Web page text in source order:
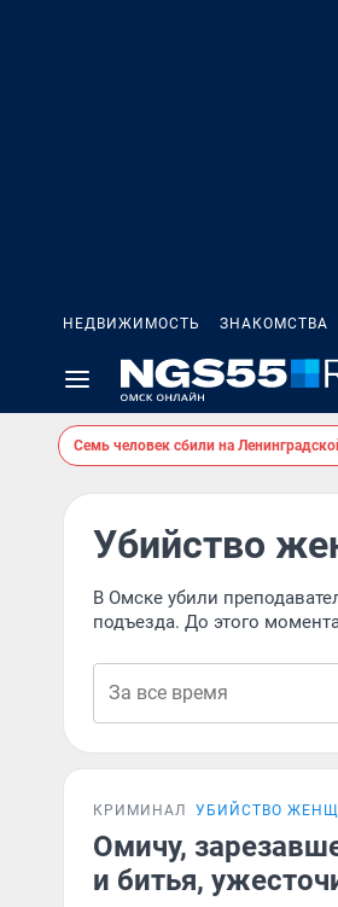
НЕДВИЖИМОСТЬ ЗНАКОМСТВА
Семь человек сбили на
Убийство
В Омске убили
подъезда. До этого
КРИМИНАЛ УБИЙСТВО
Омичу,
и битья,